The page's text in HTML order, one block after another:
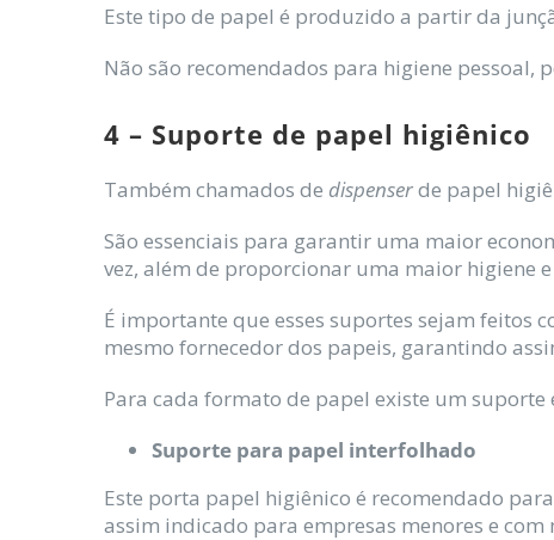
Este tipo de papel é produzido a partir da
Não são recomendados para higiene pessoal,
4 – Suporte de papel higiênico
Também chamados de dispenserde papel
São essenciais para garantir uma maior
vez, além de proporcionar uma maior higiene
É importante que esses suportes sejam feitos
mesmo fornecedor dos papeis, garantindo
Para cada formato de papel existe um suporte
Suporte para papel interfolhado
Este porta papel higiênico é recomendado
assim indicado para empresas menores e